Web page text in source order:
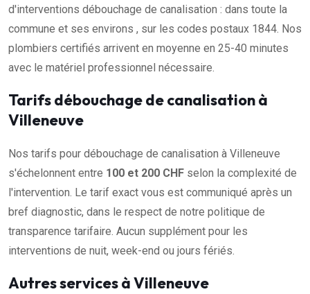
d'interventions débouchage de canalisation : dans toute la
commune et ses environs , sur les codes postaux 1844. Nos
plombiers certifiés arrivent en moyenne en 25-40 minutes
avec le matériel professionnel nécessaire.
Tarifs débouchage de canalisation à
Villeneuve
Nos tarifs pour débouchage de canalisation à Villeneuve
s'échelonnent entre 100 et 200 CHF selon la complexité de
l'intervention. Le tarif exact vous est communiqué après un
bref diagnostic, dans le respect de notre politique de
transparence tarifaire. Aucun supplément pour les
interventions de nuit, week-end ou jours fériés.
Autres services à Villeneuve